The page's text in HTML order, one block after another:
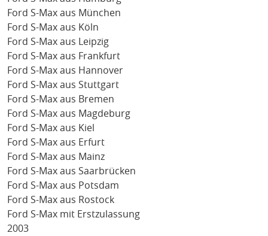
Ford S-Max aus München
Ford S-Max aus Köln
Ford S-Max aus Leipzig
Ford S-Max aus Frankfurt
Ford S-Max aus Hannover
Ford S-Max aus Stuttgart
Ford S-Max aus Bremen
Ford S-Max aus Magdeburg
Ford S-Max aus Kiel
Ford S-Max aus Erfurt
Ford S-Max aus Mainz
Ford S-Max aus Saarbrücken
Ford S-Max aus Potsdam
Ford S-Max aus Rostock
Ford S-Max mit Erstzulassung
2003